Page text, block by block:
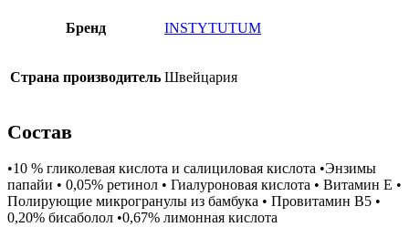
Бренд INSTYTUTUM
Страна производитель Швейцария
Состав
•10 % гликолевая кислота и салициловая кислота •Энзимы
папайи • 0,05% ретинол • Гиалуроновая кислота • Витамин Е •
Полирующие микрогранулы из бамбука • Провитамин В5 •
0,20% бисаболол •0,67% лимонная кислота